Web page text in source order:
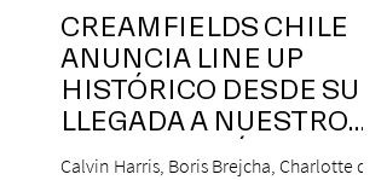
CREAMFIELDS CHILE
ANUNCIA LINE UP
HISTÓRICO DESDE SU
LLEGADA A NUESTRO
NUESTRO PAÍS
Calvin Harris, Boris Brejcha, Charlotte de